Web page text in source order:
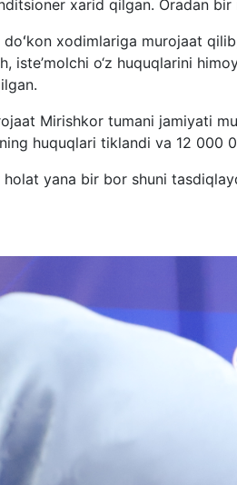
xarid qilgan. Oradan
doʻkon xodimlariga murojaat
iste’molchi o‘z huquqlarini
Mirishkor tumani jamiyati
huquqlari tiklandi va 12
yana bir bor shuni
SIFATSIZ KABELLAR ALMASHTIRILDI